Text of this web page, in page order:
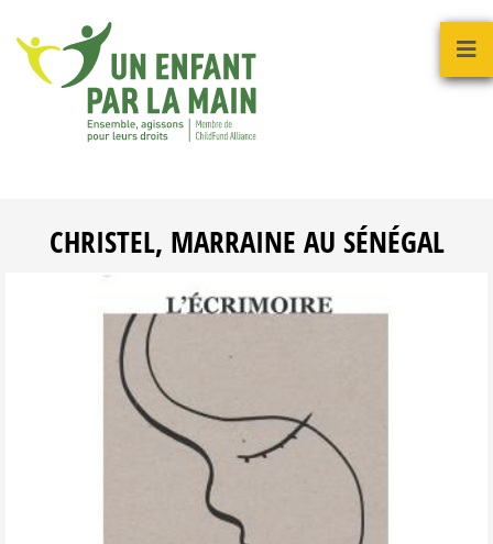
CHRISTEL, MARRAINE AU SÉNÉGAL